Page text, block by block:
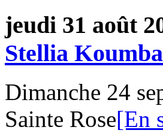
jeudi 31 août
Stellia
Dimanche 24
Sainte Rose[En